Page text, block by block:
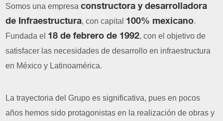
Somos una empresaconstructora y desarrolladora
de Infraestructura, con capital 100% mexicano.
Fundada el 18 de febrero de 1992, con el objetivo de
satisfacer las necesidades de desarrollo en infraestructura
en México y Latinoamérica.
La trayectoria del Grupo es significativa, pues en pocos
años hemos sido protagonistas en la realización de obras y